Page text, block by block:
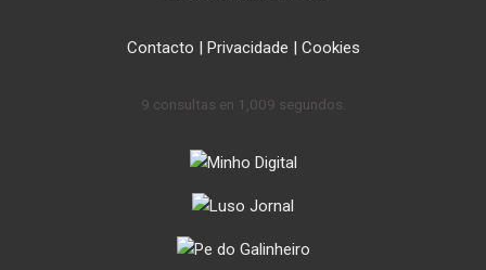
Contacto | Privacidade | Cookies
9 consultas en 1,009 segundos.